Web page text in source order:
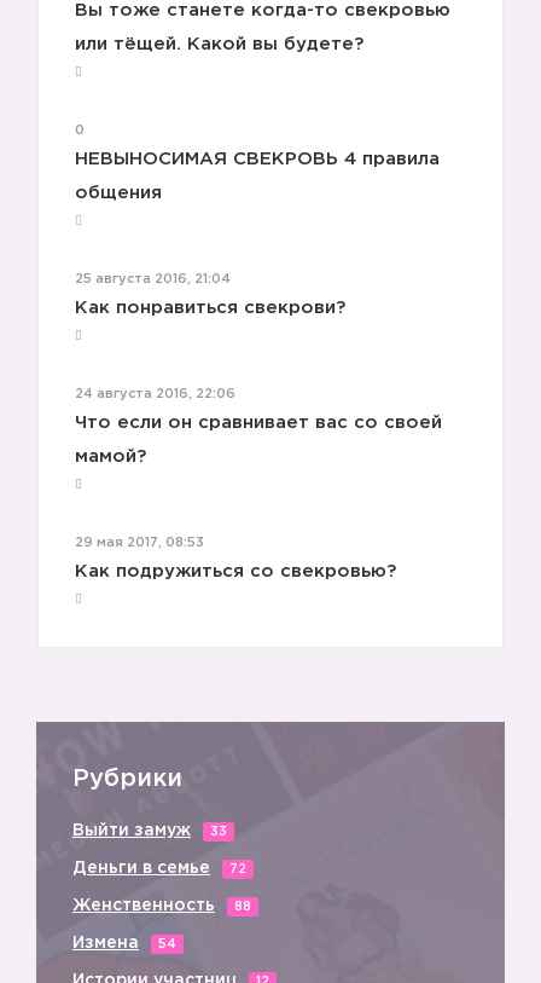
Вы тоже станете когда-то свекровью
или тёщей. Какой вы будете?
0
НЕВЫНОСИМАЯ СВЕКРОВЬ 4 правила
общения
25 августа 2016, 21:04
Как понравиться свекрови?
24 августа 2016, 22:06
Что если он сравнивает вас со своей
мамой?
29 мая 2017, 08:53
Как подружиться со свекровью?
Рубрики
Выйти замуж 33
Деньги в семье 72
Женственность 88
Измена 54